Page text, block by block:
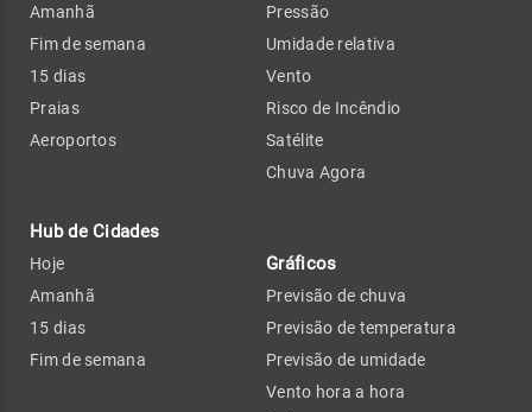
Amanhã
Fim de semana
15 dias
Praias
Aeroportos
Hub de Cidades
Hoje
Amanhã
15 dias
Fim de semana
Pressão
Umidade relativa
Vento
Risco de Incêndio
Satélite
Chuva Agora
Gráficos
Previsão de chuva
Previsão de temperatura
Previsão de umidade
Vento hora a hora